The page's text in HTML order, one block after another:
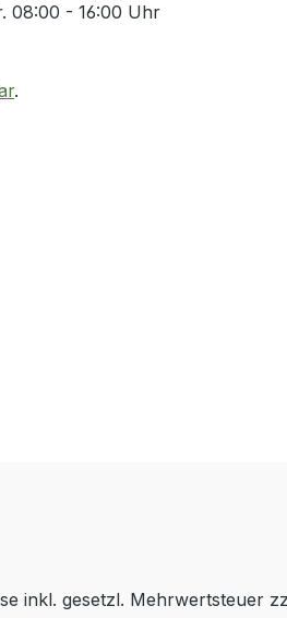
08:00 - 16:00 Uhr
.
inkl. gesetzl. Mehrwertsteuer